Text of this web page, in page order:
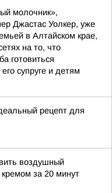
молочник»,
Джастас Уолкер, уже
в Алтайском крае,
на то, что
готовиться
супруге и детям
рецепт для
воздушный
за 20 минут